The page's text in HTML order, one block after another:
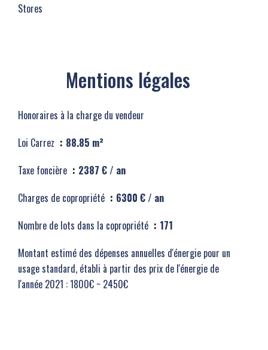
Stores
Mentions légales
Honoraires à la charge du vendeur
Loi Carrez
88.85 m²
Taxe foncière
2387 € / an
Charges de copropriété
6300 € / an
Nombre de lots dans la copropriété
171
Montant estimé des dépenses annuelles d'énergie pour un
usage standard, établi à partir des prix de l'énergie de
l'année 2021 : 1800€ ~ 2450€